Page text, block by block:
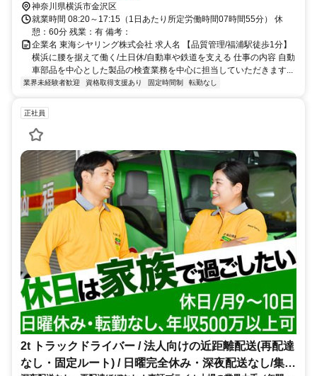
神奈川県横浜市金沢区
就業時間 08:20～17:15（1日あたり所定労働時間07時間55分） 休
憩：60分 残業：有 備考：
企業名 東海シヤリング株式会社 求人名 【品質管理/福浦駅徒歩1分】
横浜に腰を据えて働く/土日休/自動車や鉄道を支える 仕事の内容 自動
車部品を中心とした製品の検査業務を中心に担当していただきます...
業界未経験者歓迎 資格取得支援あり 固定時間制 転勤なし
正社員
2t トラックドライバー / 法人向けの近距離配送(再配達
なし・固定ルート) / 日曜完全休み・深夜配送なし/集配